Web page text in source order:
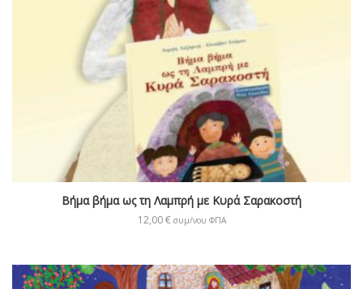
Βήμα βήμα ως τη Λαμπρή με Κυρά Σαρακοστή
12,00€ συμ/νου ΦΠΑ